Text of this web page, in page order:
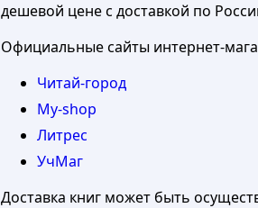
дешевой цене с доставкой по
Официальные сайты интернет-
Читай-город
My-shop
Литрес
УчМаг
Доставка книг может быть